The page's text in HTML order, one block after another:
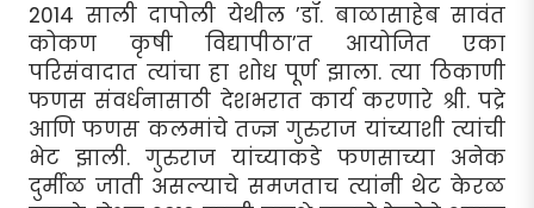
2014 साली दापोली येथील ’डॉ. बाळासाहेब सावंत
कोकण कृषी विद्यापीठा’त आयोजित एका
परिसंवादात त्यांचा हा शोध पूर्ण झाला. त्या ठिकाणी
फणस संवर्धनासाठी देशभरात कार्य करणारे श्री. पद्रे
आणि फणस कलमांचे तज्ज्ञ गुरुराज यांच्याशी त्यांची
भेट झाली. गुरुराज यांच्याकडे फणसाच्या अनेक
दुर्मीळ जाती असल्याचे समजताच त्यांनी थेट केरळ